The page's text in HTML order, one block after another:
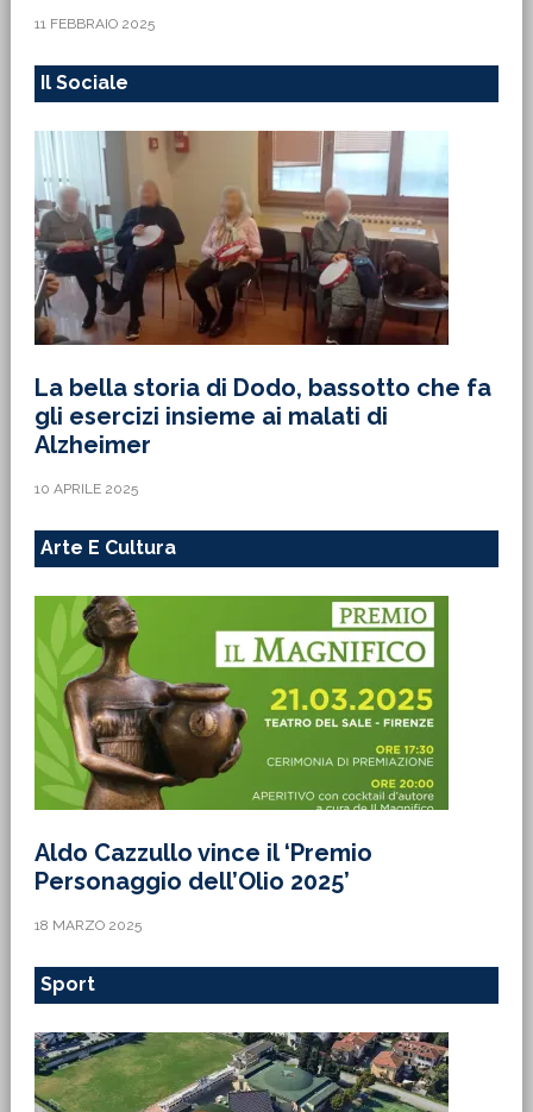
11 FEBBRAIO 2025
Il Sociale
La bella storia di Dodo, bassotto che fa
gli esercizi insieme ai malati di
Alzheimer
10 APRILE 2025
Arte E Cultura
Aldo Cazzullo vince il ‘Premio
Personaggio dell’Olio 2025’
18 MARZO 2025
Sport